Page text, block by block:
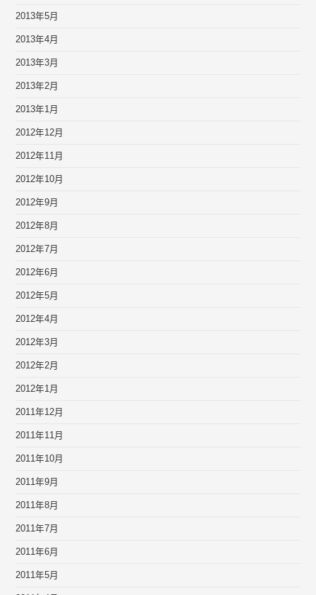
2013年5月
2013年4月
2013年3月
2013年2月
2013年1月
2012年12月
2012年11月
2012年10月
2012年9月
2012年8月
2012年7月
2012年6月
2012年5月
2012年4月
2012年3月
2012年2月
2012年1月
2011年12月
2011年11月
2011年10月
2011年9月
2011年8月
2011年7月
2011年6月
2011年5月